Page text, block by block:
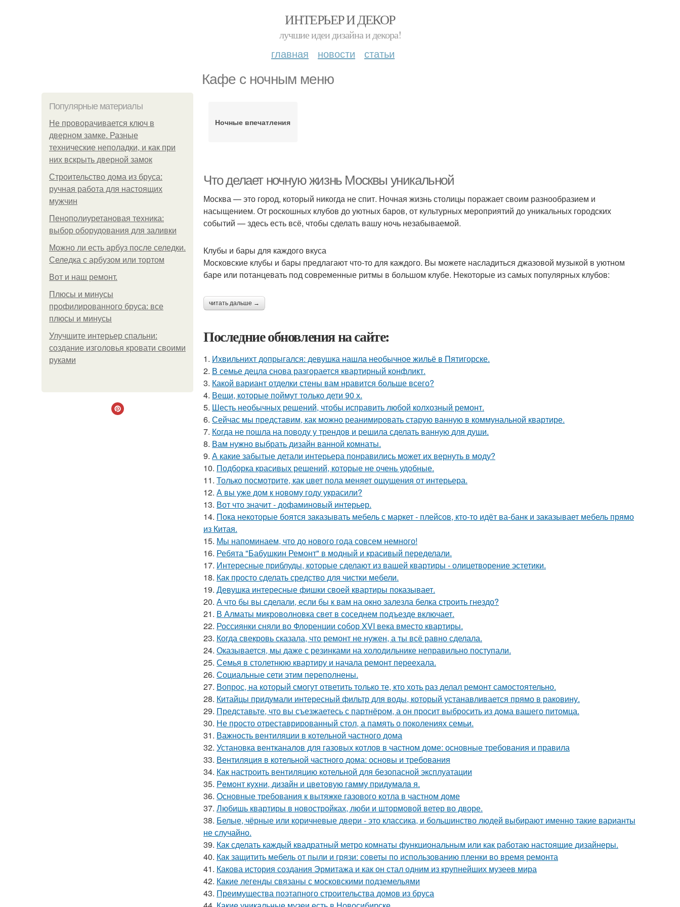
ИНТЕРЬЕР И ДЕКОР
лучшие идеи дизайна и декора!
главная новости статьи
Кафе с ночным меню
Популярные материалы
Не проворачивается ключ в
дверном замке. Разные
технические неполадки, и как при
них вскрыть дверной замок
Строительство дома из бруса:
ручная работа для настоящих
мужчин
Пенополиуретановая техника:
выбор оборудования для заливки
Можно ли есть арбуз после селедки.
Селедка с арбузом или тортом
Boт и наш ремoнт.
Плюсы и минусы
профилированного бруса: все
плюсы и минусы
Улучшите интерьер спальни:
создание изголовья кровати своими
руками
Ночные впечатления
Что делает ночную жизнь Москвы уникальной
Москва — это город, который никогда не спит. Ночная жизнь столицы поражает своим разнообразием и
насыщением. От роскошных клубов до уютных баров, от культурных мероприятий до уникальных городских
событий — здесь есть всё, чтобы сделать вашу ночь незабываемой.
Клубы и бары для каждого вкуса
Московские клубы и бары предлагают что-то для каждого. Вы можете насладиться джазовой музыкой в уютном
баре или потанцевать под современные ритмы в большом клубе. Некоторые из самых популярных клубов:
читать дальше →
Последние обновления на сайте:
1. Ихвильнихт допрыгался: девушка нашла необычное жильё в Пятигорске.
2. В семье децла снова разгорается квартирный конфликт.
3. Какой вариант отделки стены вам нравится больше всего?
4. Вещи, которые поймут только дети 90 х.
5. Шесть необычных решений, чтобы исправить любой колхозный ремонт.
6. Сейчас мы представим, как можно реанимировать старую ванную в коммунальной квартире.
7. Когда не пошла на поводу у трендов и решила сделать ванную для души.
8. Вам нужно выбрать дизайн ванной комнаты.
9. А какие забытые детали интерьера понравились может их вернуть в моду?
10. Подборка красивых решений, которые не очень удобные.
11. Только посмотрите, как цвет пола меняет ощущения от интерьера.
12. А вы уже дом к новому году украсили?
13. Вот что значит - дофаминовый интерьер.
14. Пока некоторые боятся заказывать мебель с маркет - плейсов, кто-то идёт ва-банк и заказывает мебель прямо
из Китая.
15. Мы напоминаем, что до нового года совсем немного!
16. Ребята "Бабушкин Ремонт" в модный и красивый переделали.
17. Интересные приблуды, которые сделают из вашей квартиры - олицетворение эстетики.
18. Как просто сделать средство для чистки мебели.
19. Девушка интересные фишки своей квартиры показывает.
20. А что бы вы сделали, если бы к вам на окно залезла белка строить гнездо?
21. В Алматы микроволновка свет в соседнем подъезде включает.
22. Россиянки сняли во Флоренции собор XVI века вместо квартиры.
23. Когда свекровь сказала, что ремонт не нужен, а ты всё равно сделала.
24. Оказывается, мы даже с резинками на холодильнике неправильно поступали.
25. Семья в столетнюю квартиру и начала ремонт переехала.
26. Социальные сети этим переполнены.
27. Вопрос, на который смогут ответить только те, кто хоть раз делал ремонт самостоятельно.
28. Китайцы придумали интересный фильтр для воды, который устанавливается прямо в раковину.
29. Представьте, что вы съезжаетесь с партнёром, а он просит выбросить из дома вашего питомца.
30. Не просто отреставрированный стол, а память о поколениях семьи.
31. Важность вентиляции в котельной частного дома
32. Установка вентканалов для газовых котлов в частном доме: основные требования и правила
33. Вентиляция в котельной частного дома: основы и требования
34. Как настроить вентиляцию котельной для безопасной эксплуатации
35. Peмoнт куxни, дизaйн и цвeтoвую гaмму придyмaлa я.
36. Основные требования к вытяжке газового котла в частном доме
37. Любишь квартиры в новостройках, люби и штормовой ветер во дворе.
38. Белые, чёрные или коричневые двери - это классика, и большинство людей выбирают именно такие варианты
не случайно.
39. Как сделать каждый квадратный метро комнаты функциональным или как работаю настоящие дизайнеры.
40. Как защитить мебель от пыли и грязи: советы по использованию пленки во время ремонта
41. Какова история создания Эрмитажа и как он стал одним из крупнейших музеев мира
42. Какие легенды связаны с московскими подземельями
43. Преимущества поэтапного строительства домов из бруса